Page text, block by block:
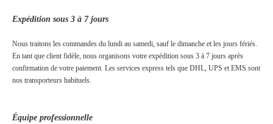
Expédition sous 3 à 7 jours
Nous traitons les commandes du lundi au samedi, sauf le dimanche et les jours fériés.
En tant que client fidèle, nous organisons votre expédition sous 3 à 7 jours après
confirmation de votre paiement. Les services express tels que DHL, UPS et EMS sont
nos transporteurs habituels.
Équipe professionnelle